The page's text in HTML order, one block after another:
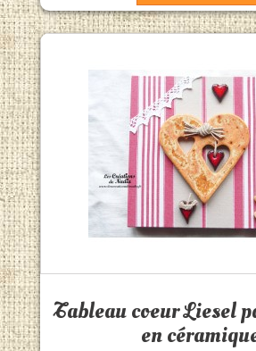
Tableau coeur Liesel
en